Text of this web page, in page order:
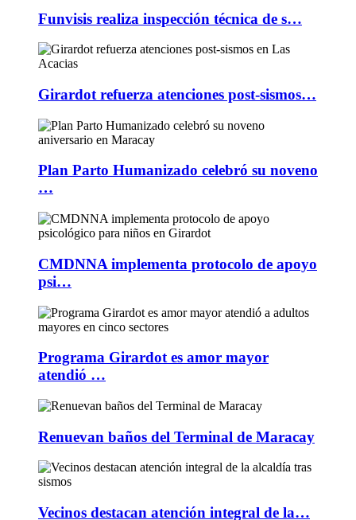
Funvisis realiza inspección técnica de s…
Girardot refuerza atenciones post-sismos…
Plan Parto Humanizado celebró su noveno
…
CMDNNA implementa protocolo de apoyo
psi…
Programa Girardot es amor mayor
atendió …
Renuevan baños del Terminal de Maracay
Vecinos destacan atención integral de la…